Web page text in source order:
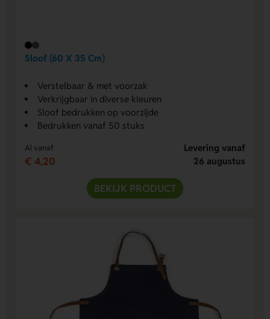
Sloof (60 X 35 Cm)
Verstelbaar & met voorzak
Verkrijgbaar in diverse kleuren
Sloof bedrukken op voorzijde
Bedrukken vanaf 50 stuks
Al vanaf
€ 4,20
Levering vanaf
26 augustus
BEKIJK PRODUCT